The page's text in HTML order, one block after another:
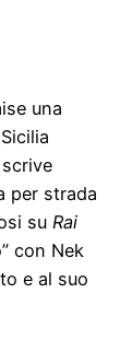
una
per strada
su Rai
con Nek
e al suo